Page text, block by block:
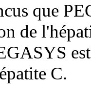
que
de
C.